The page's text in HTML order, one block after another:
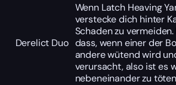
Derelict Duo
Wenn Latch Heaving
verstecke dich hinter
Schaden zu
dass, wenn einer der
andere wütend wird
verursacht, also ist es
nebeneinander zu